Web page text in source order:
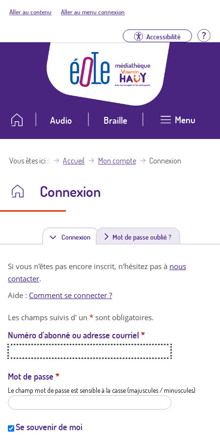
Aller au contenu Aller au menu connexion
Accessibilité
Audio Braille Menu
Vous êtes ici Accueil Mon compte Connexion
Connexion
Connexion(
n
t
a
t
i
Mot de passe oublié ?
Si vous n'êtes pas encore inscrit, n'hésitez pas à nous
contacter.
Aide : Comment se connecter ?
Les champs suivis d' un * sont obligatoires.
Numéro d'abonné ou adresse courriel *
Mot de passe *
Le champ mot de passe est sensible à la casse (majuscules / minuscules)
Se souvenir de moi